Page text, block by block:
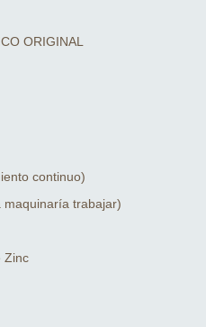
ORIGINAL
continuo)
trabajar)
Zinc